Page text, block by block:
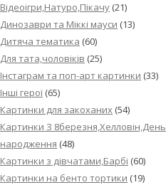
Відеоігри,Натуро,Пікачу (21)
Динозаври та Міккі мауси (13)
Дитяча тематика (60)
Для тата,чоловіків (25)
Інстаграм та поп-арт картинки (33)
Інші герої (65)
Картинки для закоханих (54)
Картинки З 8березня,Хелловін,День
народження (48)
Картинки з дівчатами,Барбі (60)
Картинки на бенто тортики (19)